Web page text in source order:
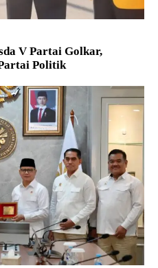
V Partai Golkar,
Politik